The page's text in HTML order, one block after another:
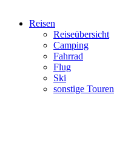
Reisen
Reiseübersicht
Camping
Fahrrad
Flug
Ski
sonstige Touren